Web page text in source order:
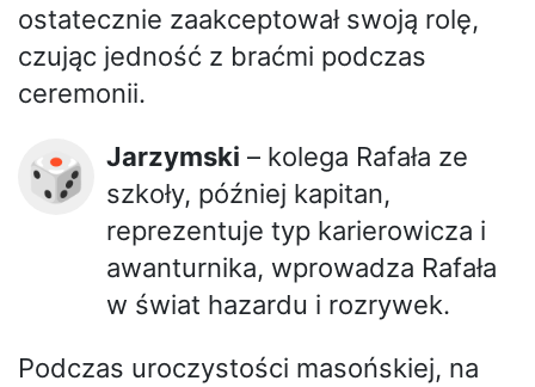
ostatecznie zaakceptował swoją rolę,
czując jedność z braćmi podczas
ceremonii.
🎲 Jarzymski – kolega Rafała ze
szkoły, później kapitan,
reprezentuje typ karierowicza i
awanturnika, wprowadza Rafała
w świat hazardu i rozrywek.
Podczas uroczystości masońskiej, na